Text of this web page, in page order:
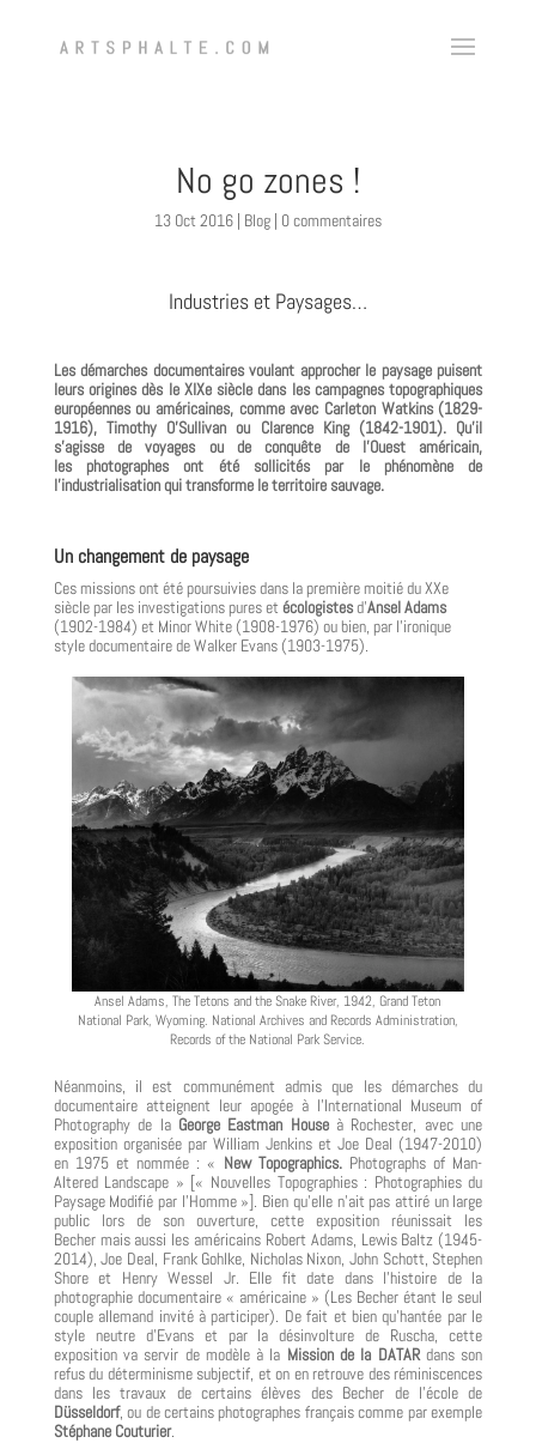
No go zones !
13 Oct 2016| Blog| 0 commentaires
Industries et Paysages…
Les démarches documentaires voulant approcher le paysage puisent
leurs origines dès le XIXe siècle dans les campagnes topographiques
européennes ou américaines, comme avec Carleton Watkins (1829-
1916), Timothy O’Sullivan ou Clarence King (1842-1901). Qu’il
s’agisse de voyages ou de conquête de l’Ouest américain,
les photographes ont été sollicités par le phénomène de
l’industrialisation qui transforme le territoire sauvage.
Un changement de paysage
Ces missions ont été poursuivies dans la première moitié du XXe
siècle par les investigations pures et écologistesd’Ansel Adams
(1902-1984) et Minor White (1908-1976) ou bien, par l’ironique
style documentaire de Walker Evans (1903-1975).
Ansel Adams, The Tetons and the Snake River, 1942, Grand Teton
National Park, Wyoming. National Archives and Records Administration,
Records of the National Park Service.
Néanmoins, il est communément admis que les démarches du
documentaire atteignent leur apogée à l’International Museum of
Photography de la George Eastman Houseà Rochester, avec une
exposition organisée par William Jenkins et Joe Deal (1947-2010)
en 1975 et nommée : « New Topographics.Photographs of Man-
Altered Landscape » [« Nouvelles Topographies : Photographies du
Paysage Modifié par l’Homme »]. Bien qu’elle n’ait pas attiré un large
public lors de son ouverture, cette exposition réunissait les
Becher mais aussi les américains Robert Adams, Lewis Baltz (1945-
2014), Joe Deal, Frank Gohlke, Nicholas Nixon, John Schott, Stephen
Shore et Henry Wessel Jr. Elle fit date dans l’histoire de la
photographie documentaire « américaine » (Les Becher étant le seul
couple allemand invité à participer). De fait et bien qu’hantée par le
style neutre d’Evans et par la désinvolture de Ruscha, cette
exposition va servir de modèle à la Mission de la DATARdans son
refus du déterminisme subjectif, et on en retrouve des réminiscences
dans les travaux de certains élèves des Becher de l’école de
Düsseldorf, ou de certains photographes français comme par exemple
Stéphane Couturier.